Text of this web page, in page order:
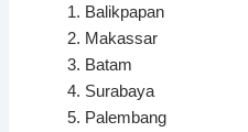
Balikpapan
Makassar
Batam
Surabaya
Palembang